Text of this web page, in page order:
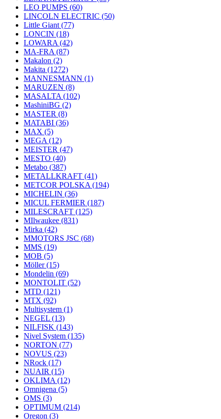
LEO PUMPS (60)
LINCOLN ELECTRIC (50)
Little Giant (77)
LONCIN (18)
LOWARA (42)
MA-FRA (87)
Makalon (2)
Makita (1272)
MANNESMANN (1)
MARUZEN (8)
MASALTA (102)
MashiniBG (2)
MASTER (8)
MATABI (36)
MAX (5)
MEGA (12)
MEISTER (47)
MESTO (40)
Metabo (387)
METALLKRAFT (41)
METCOR POLSKA (194)
MICHELIN (36)
MICUL FERMIER (187)
MILESCRAFT (125)
MIlwaukee (831)
Mirka (42)
MMOTORS JSC (68)
MMS (19)
MOB (5)
Möller(15)
Mondelin (69)
MONTOLIT (52)
MTD (121)
MTX (92)
Multisystem (1)
NEGEL (13)
NILFISK (143)
Nivel System (135)
NORTON (77)
NOVUS (23)
NRock (17)
NUAIR (15)
OKLIMA (12)
Omnigena (5)
OMS (3)
OPTIMUM (214)
Oregon (3)